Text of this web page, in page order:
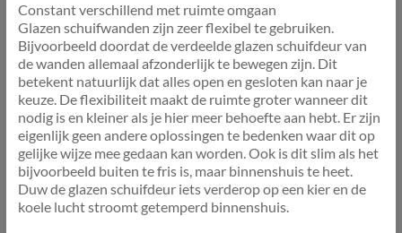
Constant verschillend met ruimte omgaan
Glazen schuifwanden zijn zeer flexibel te gebruiken.
Bijvoorbeeld doordat de verdeelde glazen schuifdeur van
de wanden allemaal afzonderlijk te bewegen zijn. Dit
betekent natuurlijk dat alles open en gesloten kan naar je
keuze. De flexibiliteit maakt de ruimte groter wanneer dit
nodig is en kleiner als je hier meer behoefte aan hebt. Er zijn
eigenlijk geen andere oplossingen te bedenken waar dit op
gelijke wijze mee gedaan kan worden. Ook is dit slim als het
bijvoorbeeld buiten te fris is, maar binnenshuis te heet.
Duw de glazen schuifdeur iets verderop op een kier en de
koele lucht stroomt getemperd binnenshuis.